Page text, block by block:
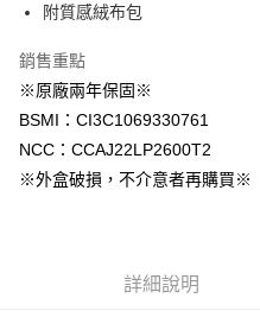
【關於「AFTEE先享後付」】
便利好安心！
１．簡單：不需註冊會員、不需綁卡
２．便利：只要手機號碼，簡訊認證
３．安心：先確認商品／服務後，再
１．於結帳方式選擇「AFTEE先享
ATM／網路銀行／等多元方式進行
※ 請注意：結帳手續完成當下不需
運送方式
全家取貨付款
附質感絨布包
銷售重點
※原廠兩年保固※
BSMI：CI3C1069330761
NCC：CCAJ22LP2600T2
※外盒破損，不介意者再購買※
詳細說明